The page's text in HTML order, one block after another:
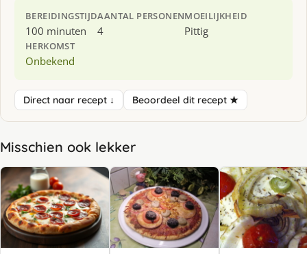
BEREIDINGSTIJD
100 minuten
AANTAL PERSONEN
4
MOEILIJKHEID
Pittig
HERKOMST
Onbekend
Direct naar recept ↓ Beoordeel dit recept ★
Misschien ook lekker